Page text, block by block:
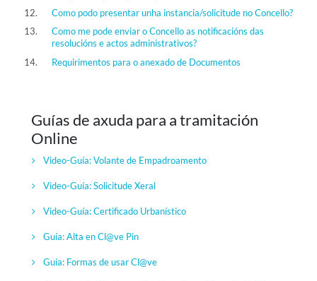
Como podo presentar unha instancia/solicitude no Concello?
Como me pode enviar o Concello as notificacións das
resolucións e actos administrativos?
Requirimentos para o anexado de Documentos
Guías de axuda para a tramitación
Online
Video-Guía: Volante de Empadroamento
Video-Guía:Solicitude Xeral
Video-Guía:Certificado Urbanístico
Guía: Alta en Cl@ve Pin
Guía: Formas de usar Cl@ve